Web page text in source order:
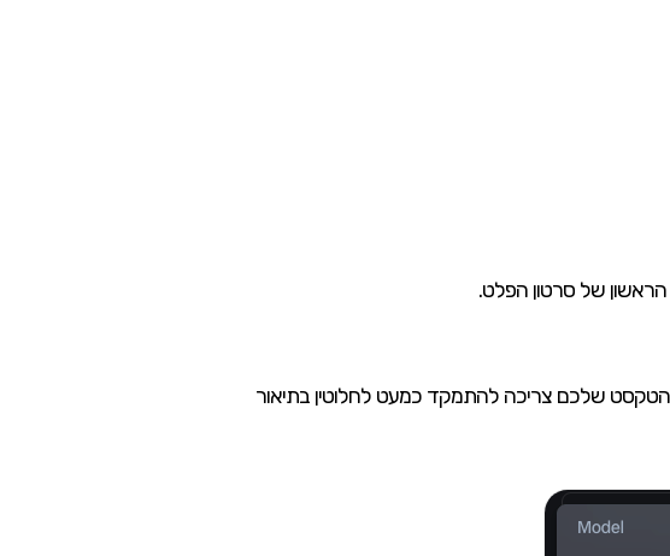
הטקסט שלכם צריכה להתמקד כמעט לחלוטין בתיאור